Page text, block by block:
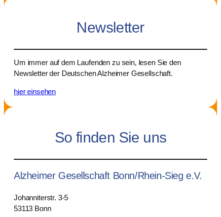
Newsletter
Um immer auf dem Laufenden zu sein, lesen Sie den
Newsletter der Deutschen Alzheimer Gesellschaft.
hier einsehen
So finden Sie uns
Alzheimer Gesellschaft Bonn/Rhein-Sieg e.V.
Johanniterstr. 3-5
53113 Bonn